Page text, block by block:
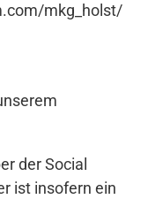
mkg_holst/
der Social
ist insofern ein